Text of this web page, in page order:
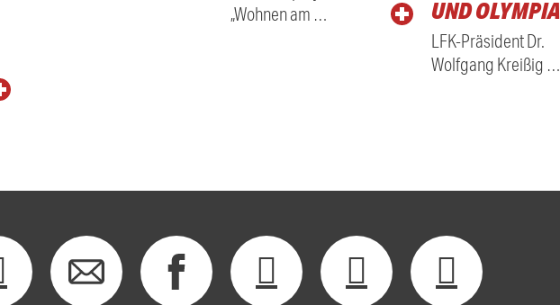
„Wohnen am …
ND OLYMPIA
LFK-Präsident Dr.
Wolfgang Kreißig …